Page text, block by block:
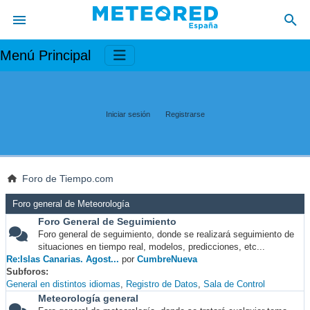
Menú Principal
Iniciar sesión Registrarse
Foro de Tiempo.com
Foro general de Meteorología
Foro General de Seguimiento
Foro general de seguimiento, donde se realizará seguimiento de
situaciones en tiempo real, modelos, predicciones, etc...
Re:Islas Canarias. Agost... por CumbreNueva
Subforos
General en distintos idiomas
Registro de Datos Sala de Control
Meteorología general